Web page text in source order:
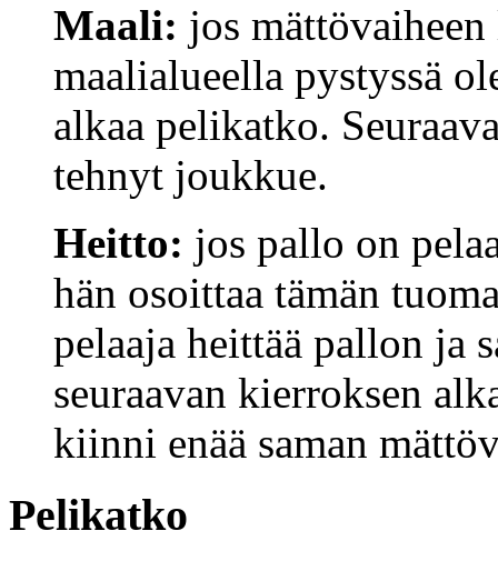
Maali: jos
maalialueella pystyssä
alkaa pelikatko.
tehnyt joukkue.
Heitto: jos pallo on
hän osoittaa tämän
pelaaja heittää pallon ja
seuraavan kierroksen
kiinni enää saman
Pelikatko